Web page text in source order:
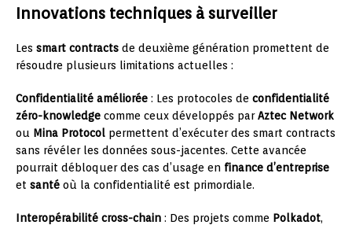
Innovations techniques à surveiller
Les smart contracts de deuxième génération promettent de
résoudre plusieurs limitations actuelles :
Confidentialité améliorée : Les protocoles de confidentialité
zéro-knowledge comme ceux développés parAztec Network
ou Mina Protocol permettent d’exécuter des smart contracts
sans révéler les données sous-jacentes. Cette avancée
pourrait débloquer des cas d’usage en finance d’entreprise
et santé où la confidentialité est primordiale.
Interopérabilité cross-chain : Des projets comme Polkadot,